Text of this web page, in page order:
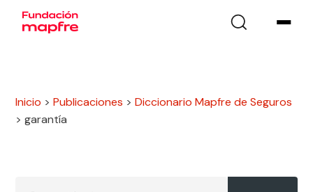
Inicio >Publicaciones >Diccionario Mapfre de Seguros
>garantía